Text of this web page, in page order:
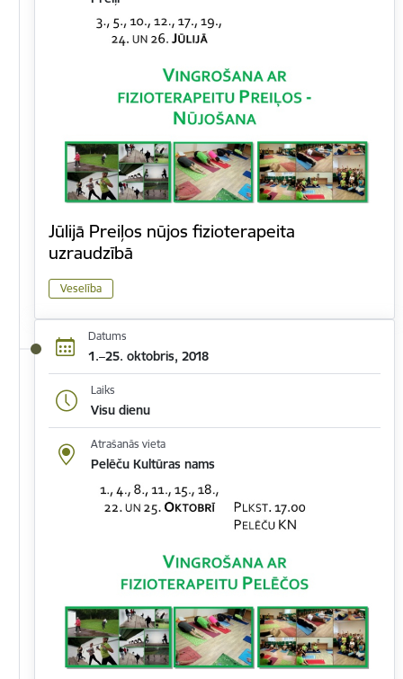
Jūlijā Preiļos nūjos fizioterapeita
uzraudzībā
Veselība
Datums
1.–25. oktobris, 2018
Laiks
Visu dienu
Atrašanās vieta
Pelēču Kultūras nams